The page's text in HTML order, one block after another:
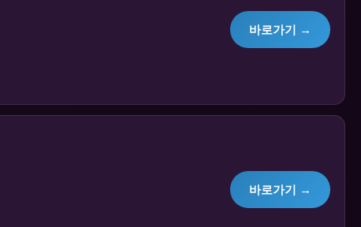
바로가기 →
바로가기 →